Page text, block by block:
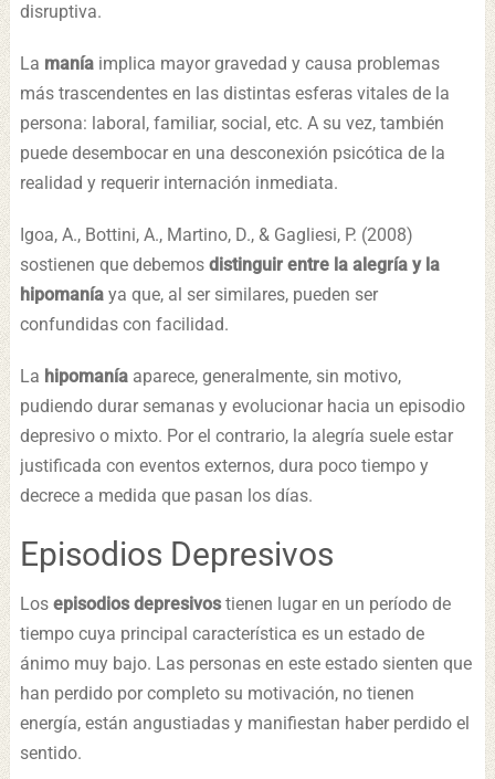
disruptiva.
La maníaimplica mayor gravedad y causa problemas
más trascendentes en las distintas esferas vitales de la
persona: laboral, familiar, social, etc. A su vez, también
puede desembocar en una desconexión psicótica de la
realidad y requerir internación inmediata.
Igoa, A., Bottini, A., Martino, D., & Gagliesi, P. (2008)
sostienen que debemos distinguir entre la alegría y la
hipomaníaya que, al ser similares, pueden ser
confundidas con facilidad.
La hipomaníaaparece, generalmente, sin motivo,
pudiendo durar semanas y evolucionar hacia un episodio
depresivo o mixto. Por el contrario, la alegría suele estar
justificada con eventos externos, dura poco tiempo y
decrece a medida que pasan los días.
Episodios Depresivos
Los episodios depresivostienen lugar en un período de
tiempo cuya principal característica es un estado de
ánimo muy bajo. Las personas en este estado sienten que
han perdido por completo su motivación, no tienen
energía, están angustiadas y manifiestan haber perdido el
sentido.